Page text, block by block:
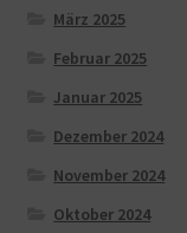
März 2025
Februar 2025
Januar 2025
Dezember 2024
November 2024
Oktober 2024